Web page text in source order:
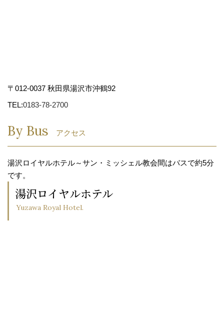
〒012-0037 秋田県湯沢市沖鶴92
TEL:0183-78-2700
By Bus アクセス
湯沢ロイヤルホテル～サン・ミッシェル教会間はバスで約5分
です。
湯沢ロイヤルホテル
Yuzawa Royal Hotel.